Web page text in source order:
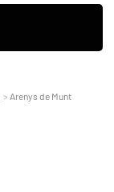
Arenys de Munt